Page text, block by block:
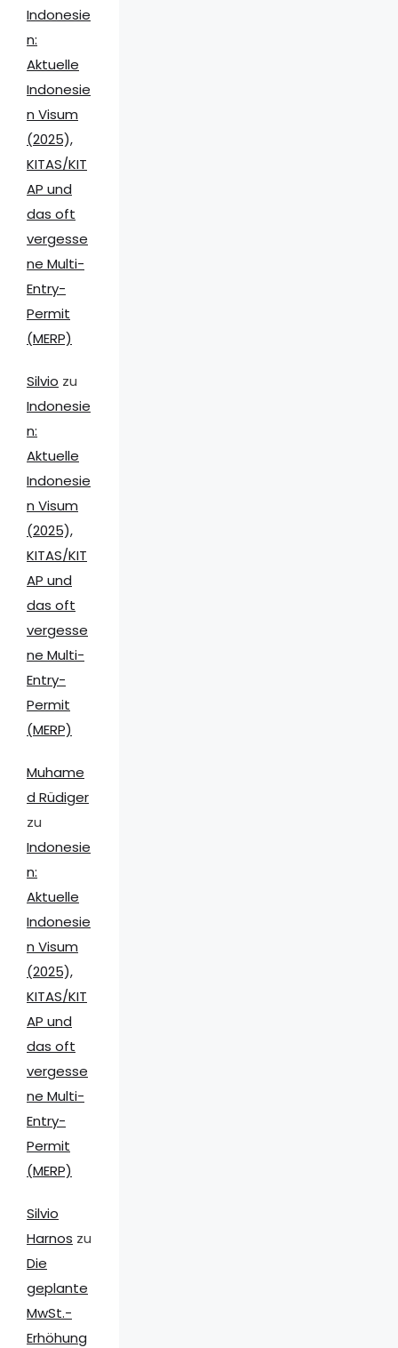
Indonesie
n:
Aktuelle
Indonesie
n Visum
(2025),
KITAS/KIT
AP und
das oft
vergesse
ne Multi-
Entry-
Permit
(MERP)
Silvio zu
Indonesie
n:
Aktuelle
Indonesie
n Visum
(2025),
KITAS/KIT
AP und
das oft
vergesse
ne Multi-
Entry-
Permit
(MERP)
Muhame
d Rüdiger
zu
Indonesie
n:
Aktuelle
Indonesie
n Visum
(2025),
KITAS/KIT
AP und
das oft
vergesse
ne Multi-
Entry-
Permit
(MERP)
Silvio
Harnos zu
Die
geplante
MwSt.-
Erhöhung